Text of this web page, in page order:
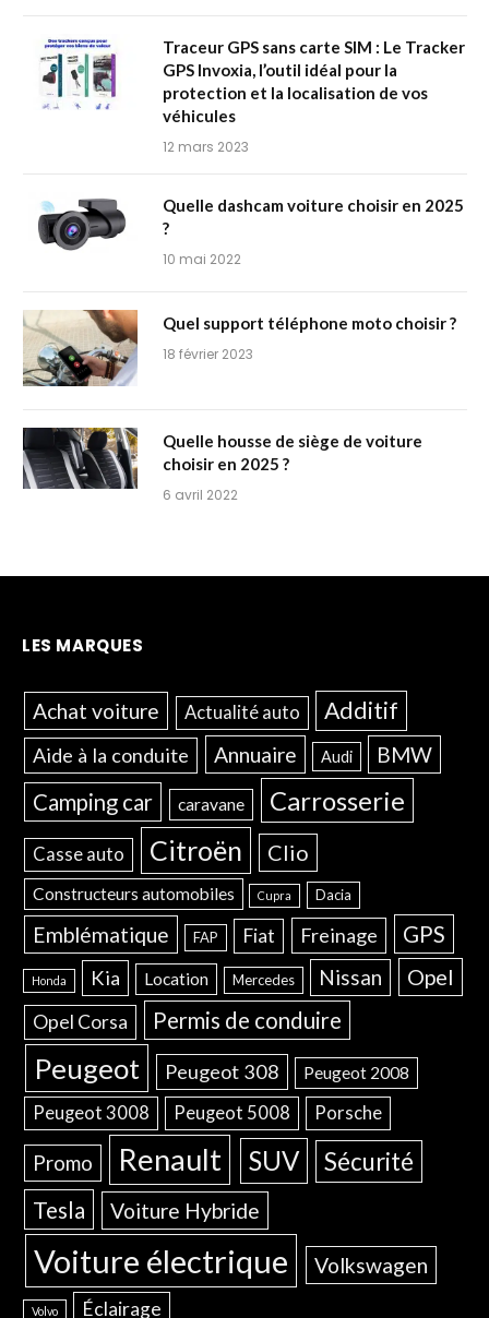
Traceur GPS sans carte SIM : Le Tracker
GPS Invoxia, l’outil idéal pour la
protection et la localisation de vos
véhicules
12 mars 2023
Quelle dashcam voiture choisir en 2025
?
10 mai 2022
Quel support téléphone moto choisir ?
18 février 2023
Quelle housse de siège de voiture
choisir en 2025 ?
6 avril 2022
LES MARQUES
Achat voiture Actualité auto Additif
Aide à la conduite Annuaire Audi BMW
Camping car caravane Carrosserie
Casse auto Citroën Clio
Constructeurs automobiles Cupra Dacia
Emblématique FAP Fiat Freinage GPS
Honda Kia Location Mercedes Nissan Opel
Opel Corsa Permis de conduire
Peugeot Peugeot 308 Peugeot 2008
Peugeot 3008 Peugeot 5008 Porsche
Promo Renault SUV Sécurité
Tesla Voiture Hybride
Voiture électrique Volkswagen
Volvo Éclairage